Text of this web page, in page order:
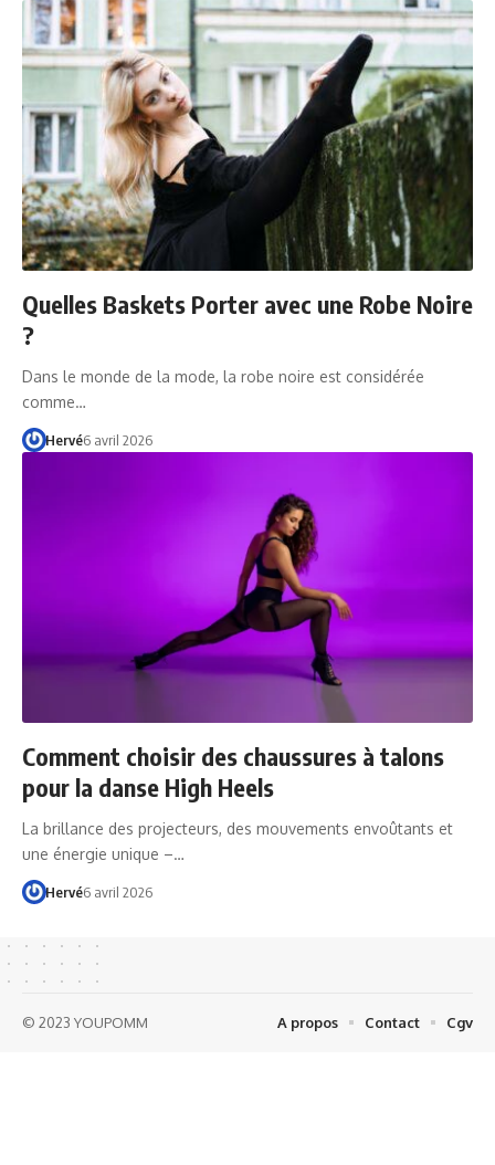
Quelles Baskets Porter avec une Robe Noire
?
Dans le monde de la mode, la robe noire est considérée
comme…
Hervé6 avril 2026
Comment choisir des chaussures à talons
pour la danse High Heels
La brillance des projecteurs, des mouvements envoûtants et
une énergie unique –…
Hervé6 avril 2026
© 2023 YOUPOMM A propos Contact Cgv